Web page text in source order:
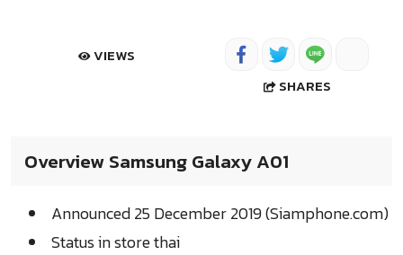
VIEWS
SHARES
Overview Samsung Galaxy A01
Announced 25 December 2019 (Siamphone.com)
Status in store thai